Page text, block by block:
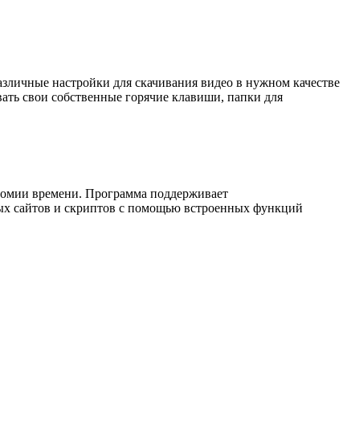
настройки для скачивания видео в нужном качестве
свои собственные горячие клавиши, папки для
времени. Программа поддерживает
сайтов и скриптов с помощью встроенных функций